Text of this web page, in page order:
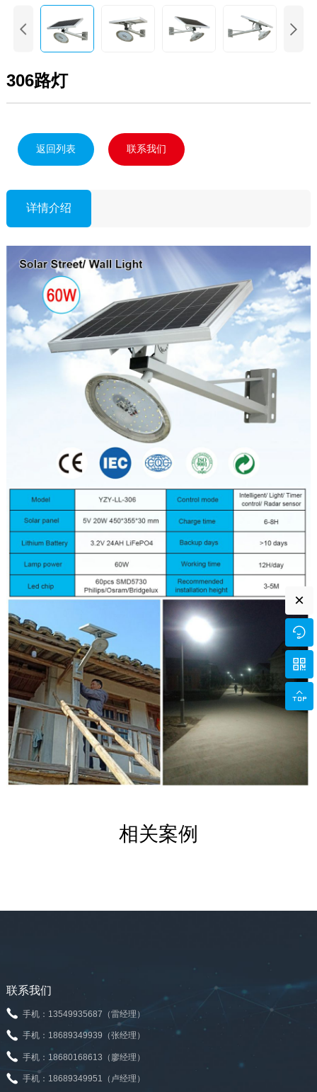
 
306路灯
返回列表 联系我们
详情介绍
相关案例
联系我们
手机：13549935687（雷经理）
手机：18689349939（张经理）
手机：18680168613（廖经理）
手机：18689349951（卢经理）
×


